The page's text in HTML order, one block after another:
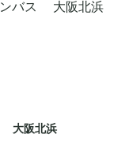
大阪北浜